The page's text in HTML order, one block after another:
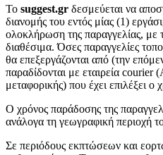
To suggest.gr δεσμεύεται να
διανομής του εντός μίας (1)
ολοκλήρωση της παραγγελίας, με
διαθέσιμα. Όσες παραγγελίες
θα επεξεργάζονται από (την
παραδίδονται με εταιρεία
μεταφορικής) που έχει επιλέξει ο
Ο χρόνος παράδοσης της
ανάλογα τη γεωγραφική περιοχή
Σε περιόδους εκπτώσεων και